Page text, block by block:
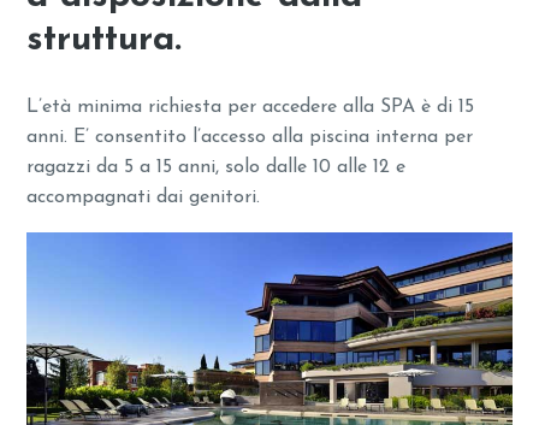
struttura.
L’età minima richiesta per accedere alla SPA è di 15
anni. E’ consentito l’accesso alla piscina interna per
ragazzi da 5 a 15 anni, solo dalle 10 alle 12 e
accompagnati dai genitori.